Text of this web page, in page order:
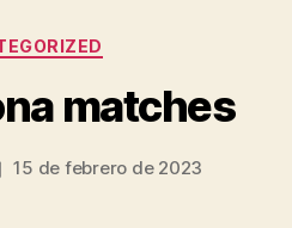
Categorías
matches
15 de febrero de 2023